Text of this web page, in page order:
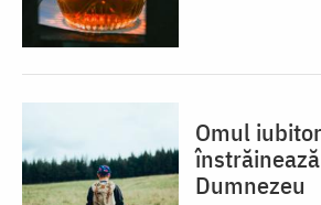
Omul
Dumnezeu